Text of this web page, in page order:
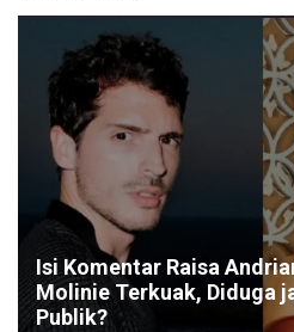
Isi Komentar Raisa
Molinie Terkuak, Diduga
Publik?